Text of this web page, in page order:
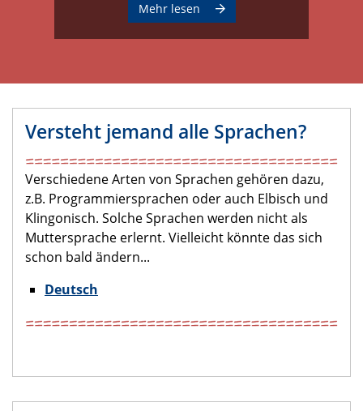
Mehr lesen
Versteht jemand alle Sprachen?
Verschiedene Arten von Sprachen gehören dazu,
z.B. Programmiersprachen oder auch Elbisch und
Klingonisch. Solche Sprachen werden nicht als
Muttersprache erlernt. Vielleicht könnte das sich
schon bald ändern...
Deutsch